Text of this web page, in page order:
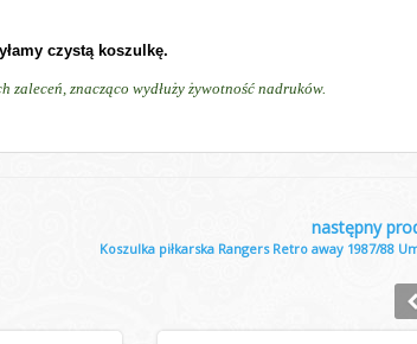
czystą koszulkę.
znacząco wydłuży żywotność nadruków.
następny
Koszulka piłkarska Rangers Retro away 1987/88